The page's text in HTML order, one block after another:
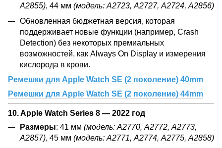
А2855), 44 мм (модель: А2723, А2727, А2724, А2856)
Обновленная бюджетная версия, которая
поддерживает новые функции (например, Crash
Detection) без некоторых премиальных
возможностей, как Always On Display и измерения
кислорода в крови.
Ремешки для Apple Watch SE (2 поколение) 40mm
Ремешки для Apple Watch SE (2 поколение) 44mm
10. Apple Watch Series 8 — 2022 год
Размеры: 41 мм (модель: А2770, А2772, А2773,
А2857), 45 мм (модель: А2771, А2774, А2775, А2858)